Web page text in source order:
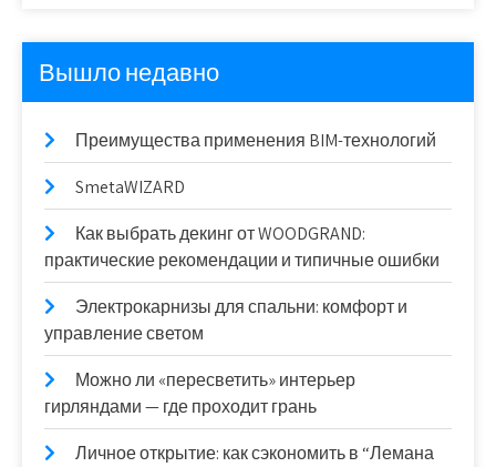
Вышло недавно
Преимущества применения BIM-технологий
SmetaWIZARD
Как выбрать декинг от WOODGRAND:
практические рекомендации и типичные ошибки
Электрокарнизы для спальни: комфорт и
управление светом
Можно ли «пересветить» интерьер
гирляндами — где проходит грань
Личное открытие: как сэкономить в “Лемана